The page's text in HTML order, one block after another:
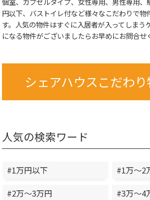
円以下、バストイレ付など様々なこだわりで物
す。人気の物件はすぐに入居者が入ってしまう
になる物件がございましたらお早めにお問合せ
シェアハウスこだわ
人気の検索ワード
#1万円以下
#1万～2
#2万～3万円
#3万～4